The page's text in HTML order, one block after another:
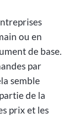
ou en
de base.
par
semble
de la
prix et les